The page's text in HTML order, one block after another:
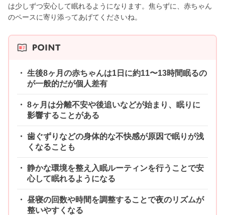
は少しずつ安心して眠れるようになります。焦らずに、赤ちゃん
のペースに寄り添ってあげてくださいね。
生後8ヶ月の赤ちゃんは1日に約11〜13時間眠るの
が一般的だが個人差有
8ヶ月は分離不安や後追いなどが始まり、眠りに
影響することがある
歯ぐずりなどの身体的な不快感が原因で眠りが浅
くなることも
静かな環境を整え入眠ルーティンを行うことで安
心して眠れるようになる
昼寝の回数や時間を調整することで夜のリズムが
整いやすくなる